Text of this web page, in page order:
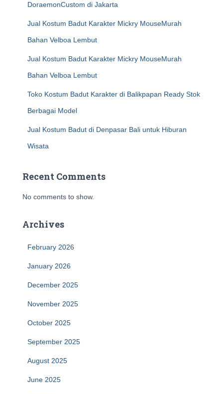
DoraemonCustom di Jakarta
Jual Kostum Badut Karakter Mickry MouseMurah
Bahan Velboa Lembut
Jual Kostum Badut Karakter Mickry MouseMurah
Bahan Velboa Lembut
Toko Kostum Badut Karakter di Balikpapan Ready Stok
Berbagai Model
Jual Kostum Badut di Denpasar Bali untuk Hiburan
Wisata
Recent Comments
No comments to show.
Archives
February 2026
January 2026
December 2025
November 2025
October 2025
September 2025
August 2025
June 2025